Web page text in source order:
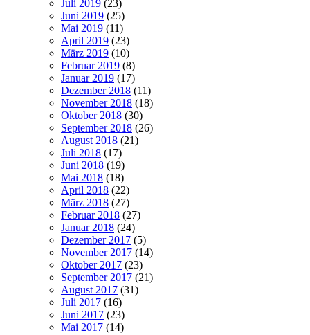
Juli 2019 (23)
Juni 2019 (25)
Mai 2019 (11)
April 2019 (23)
März 2019 (10)
Februar 2019 (8)
Januar 2019 (17)
Dezember 2018 (11)
November 2018 (18)
Oktober 2018 (30)
September 2018 (26)
August 2018 (21)
Juli 2018 (17)
Juni 2018 (19)
Mai 2018 (18)
April 2018 (22)
März 2018 (27)
Februar 2018 (27)
Januar 2018 (24)
Dezember 2017 (5)
November 2017 (14)
Oktober 2017 (23)
September 2017 (21)
August 2017 (31)
Juli 2017 (16)
Juni 2017 (23)
Mai 2017 (14)